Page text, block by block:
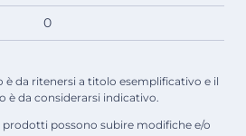
0
è da ritenersi a titolo esemplificativo e il
è da considerarsi indicativo.
prodotti possono subire modifiche e/o